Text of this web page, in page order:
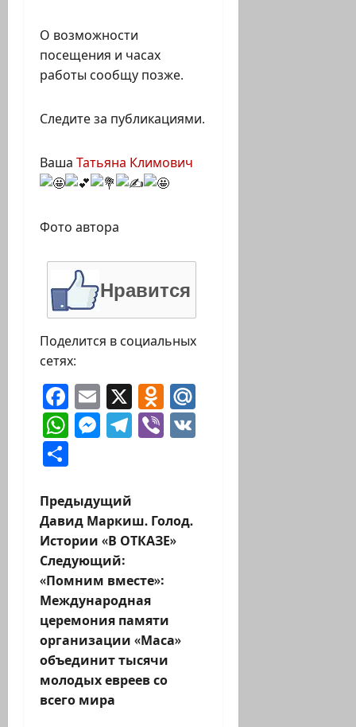
О возможности
посещения и часах
работы сообщу позже.
Следите за публикациями.
Ваша Татьяна Климович
Фото автора
Нравится
Поделится в социальных
сетях:
Facebook
Email
X Odnoklassniki
WhatsApp
Messenger
Telegram
Viber
Н
а
в
и
г
а
ц
Предыдущий
Давид Маркиш. Голод.
Истории «В ОТКАЗЕ»
Следующий:
«Помним вместе»:
Международная
церемония памяти
организации «Маса»
объединит тысячи
молодых евреев со
всего мира